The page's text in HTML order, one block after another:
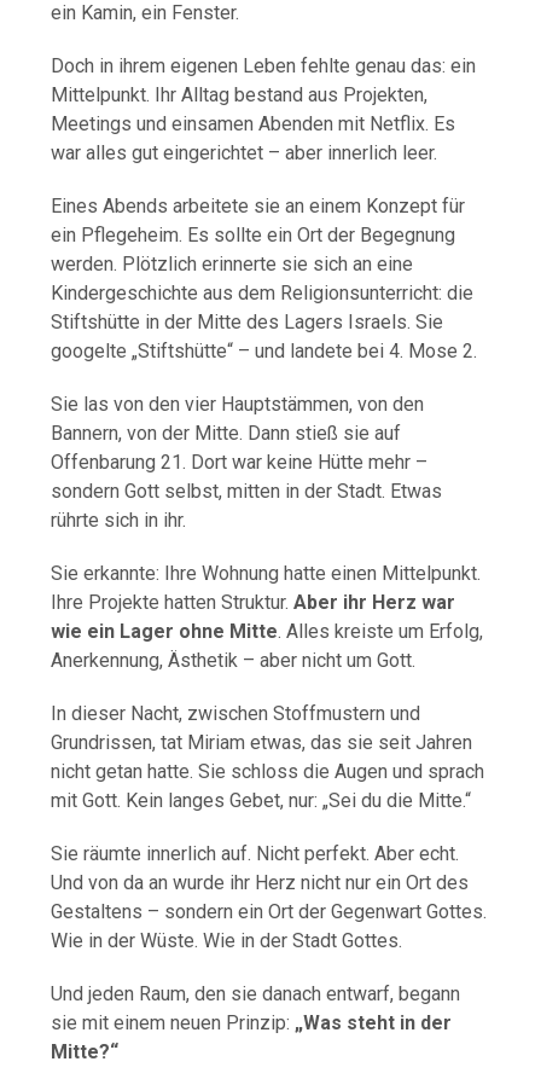
ein Kamin,ein Fenster.
Doch in ihremeigenen Lebenfehltegenaudas:ein
Mittelpunkt.
IhrAlltag bestandaus Projekten,
MeetingsundeinsamenAbendenmit Netflix. Es
warallesguteingerichtet –aber innerlich leer.
EinesAbendsarbeitete sieaneinem Konzeptfür
ein Pflegeheim. Es sollteeinOrtder Begegnung
werden. Plötzlicherinnerte sie sichaneine
Kindergeschichteausdem Religionsunterricht:die
Stiftshütte inder Mittedes Lagers Israels.Sie
googelte „Stiftshütte“ –und landete bei4. Mose2.
Sie lasvondenvier Hauptstämmen,vonden
Bannern,vonder Mitte. Dann stieß sieauf
Offenbarung21. Dortwar keine Hüttemehr –
sondernGott selbst,mitten inderStadt. Etwas
rührte sich in ihr.
Sieerkannte: IhreWohnung hatteeinen Mittelpunkt.
Ihre Projekte hattenStruktur.Aber ihr Herzwar
wie ein Lager ohne Mitte.Alles kreisteum Erfolg,
Anerkennung,Ästhetik –abernichtumGott.
Indieser Nacht, zwischenStoffmusternund
Grundrissen,tat Miriametwas,das sie seitJahren
nichtgetan hatte.Sie schlossdieAugenund sprach
mitGott. Kein langesGebet,nur: „Seidudie Mitte.“
Sieräumte innerlichauf. Nichtperfekt.Aberecht.
Undvondaanwurde ihr HerznichtnureinOrtdes
Gestaltens – sonderneinOrtderGegenwartGottes.
Wie inderWüste.Wie inderStadtGottes.
Undjeden Raum,den siedanachentwarf, begann
siemiteinemneuen Prinzip: „Was steht in der
Mitte?“